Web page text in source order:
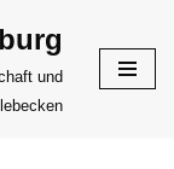
und